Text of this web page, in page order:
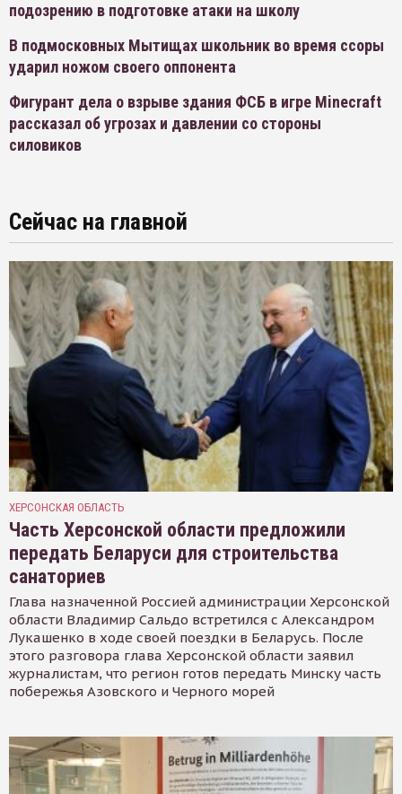
подозрению в подготовке атаки на школу
В подмосковных Мытищах школьник во время ссоры
ударил ножом своего оппонента
Фигурант дела о взрыве здания ФСБ в игре Minecraft
рассказал об угрозах и давлении со стороны
силовиков
Сейчас на главной
ХЕРСОНСКАЯ ОБЛАСТЬ
Часть Херсонской области предложили
передать Беларуси для строительства
санаториев
Глава назначенной Россией администрации Херсонской
области Владимир Сальдо встретился с Александром
Лукашенко в ходе своей поездки в Беларусь. После
этого разговора глава Херсонской области заявил
журналистам, что регион готов передать Минску часть
побережья Азовского и Черного морей